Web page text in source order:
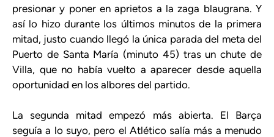
presionar y poner en aprietos a la zaga blaugrana. Y
así lo hizo durante los últimos minutos de la primera
mitad, justo cuando llegó la única parada del meta del
Puerto de Santa María (minuto 45) tras un chute de
Villa, que no había vuelto a aparecer desde aquella
oportunidad en los albores del partido.
La segunda mitad empezó más abierta. El Barça
seguía a lo suyo, pero el Atlético salía más a menudo